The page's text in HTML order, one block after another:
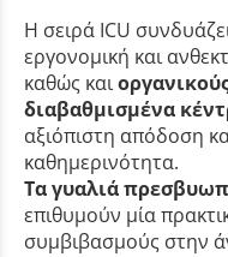
Η σειρά ICU
εργονομική και
καθώς και
διαβαθμισμένα
αξιόπιστη απόδοση
καθημερινότητα.
Τα γυαλιά
επιθυμούν μία
συμβιβασμούς στην